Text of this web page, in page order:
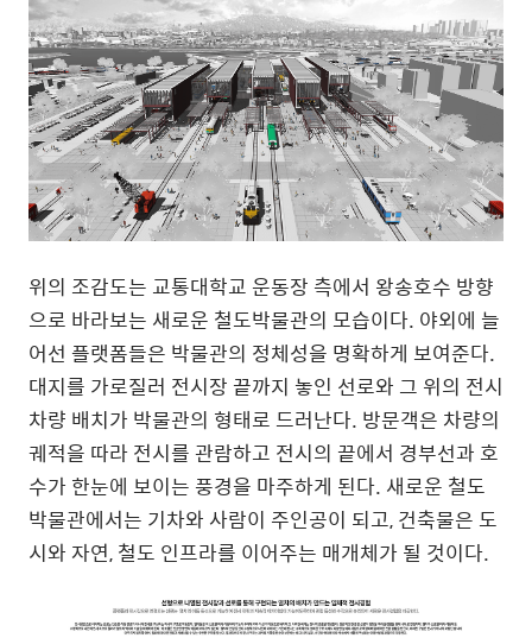
위의 조감도는 교통대학교 운동장 측에서 왕송호수 방향
으로 바라보는 새로운 철도박물관의 모습이다. 야외에 늘
어선 플랫폼들은 박물관의 정체성을 명확하게 보여준다.
대지를 가로질러 전시장 끝까지 놓인 선로와 그 위의 전시
차량 배치가 박물관의 형태로 드러난다. 방문객은 차량의
궤적을 따라 전시를 관람하고 전시의 끝에서 경부선과 호
수가 한눈에 보이는 풍경을 마주하게 된다. 새로운 철도
박물관에서는 기차와 사람이 주인공이 되고,건축물은 도
시와 자연,철도 인프라를 이어주는 매개체가 될 것이다.